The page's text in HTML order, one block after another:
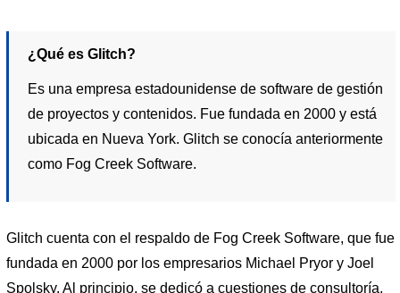
¿Qué es Glitch?
Es una empresa estadounidense de software de gestión
de proyectos y contenidos. Fue fundada en 2000 y está
ubicada en Nueva York. Glitch se conocía anteriormente
como Fog Creek Software.
Glitch cuenta con el respaldo de Fog Creek Software, que fue
fundada en 2000 por los empresarios Michael Pryor y Joel
Spolsky. Al principio, se dedicó a cuestiones de consultoría,